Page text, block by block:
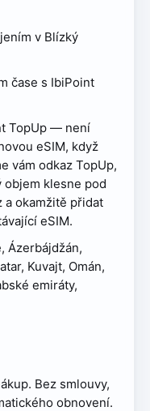
v Blízký
čase s IbiPoint
TopUp — není
eSIM, když
vám odkaz TopUp,
objem klesne pod
a okamžitě přidat
eSIM.
Ázerbájdžán,
Kuvajt, Omán,
emiráty,
Bez smlouvy,
obnovení.